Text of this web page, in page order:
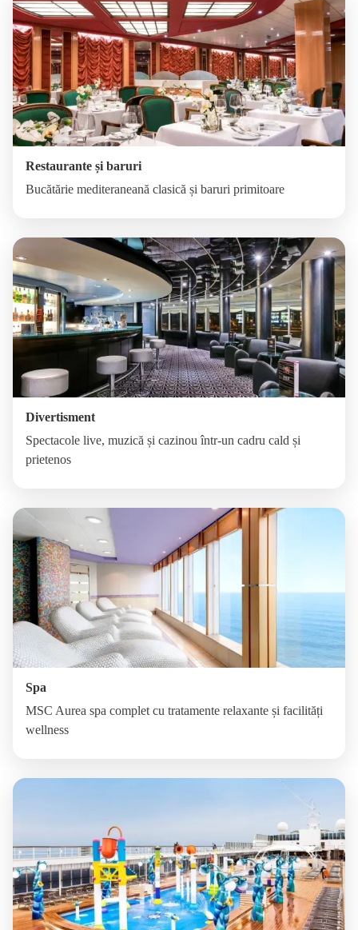
Restaurante și baruri
Bucătărie mediteraneană clasică și baruri primitoare
Divertisment
Spectacole live, muzică și cazinou într-un cadru cald și
prietenos
Spa
MSC Aurea spa complet cu tratamente relaxante și facilități
wellness